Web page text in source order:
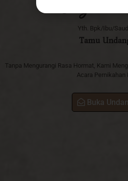
Yth. Bpk/Ibu/
Tamu
Tanpa Mengurangi Rasa Hormat, Kami
Acara Pernikahan
Buka